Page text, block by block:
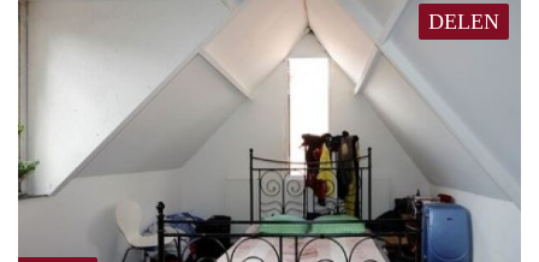
DELEN